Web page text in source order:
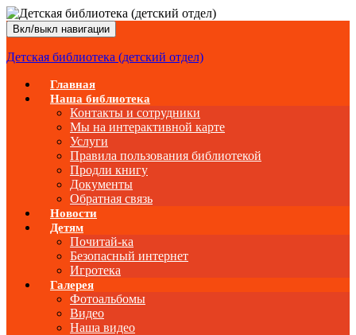
Вкл/выкл навигации
Детская библиотека (детский отдел)
Главная
Наша библиотека
Контакты и сотрудники
Мы на интерактивной карте
Услуги
Правила пользования библиотекой
Продли книгу
Документы
Обратная связь
Новости
Детям
Почитай-ка
Безопасный интернет
Игротека
Галерея
Фотоальбомы
Видео
Наша видео